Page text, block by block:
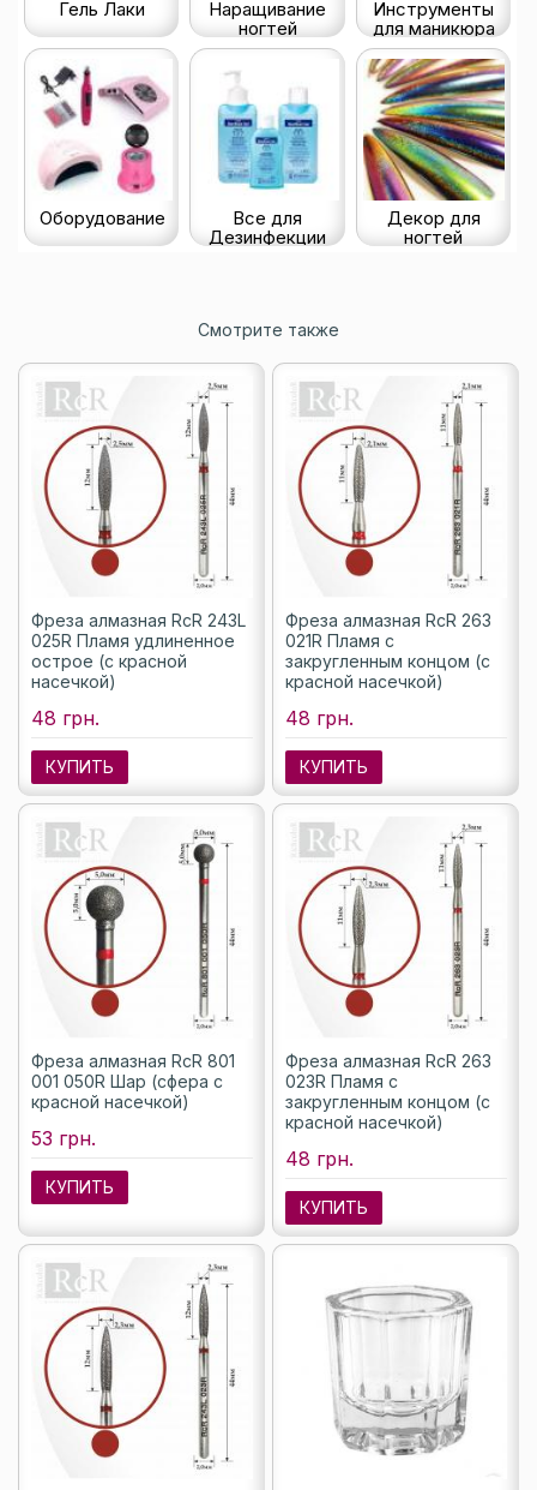
Гель Лаки
Наращивание
ногтей
Инструменты
для маникюра
Оборудование
Все для
Дезинфекции
Декор для
ногтей
Смотрите также
Фреза алмазная RcR 243L
025R Пламя удлиненное
острое (с красной
насечкой)
48 грн.
КУПИТЬ
Фреза алмазная RcR 263
021R Пламя с
закругленным концом (с
красной насечкой)
48 грн.
КУПИТЬ
Фреза алмазная RcR 801
001 050R Шар (сфера с
красной насечкой)
53 грн.
КУПИТЬ
Фреза алмазная RcR 263
023R Пламя с
закругленным концом (с
красной насечкой)
48 грн.
КУПИТЬ